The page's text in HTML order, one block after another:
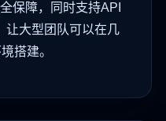
保障，同时支持API
让大型团队可以在几
搭建。